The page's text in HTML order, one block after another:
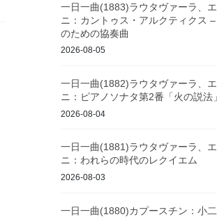
一日一曲(1883)ラウタヴァーラ、
ニ：カントゥス・アルクティクス
のための協奏曲
2026-08-05
一日一曲(1882)ラウタヴァーラ、
ニ：ピアノソナタ第2番「火の説法」
2026-08-04
一日一曲(1881)ラウタヴァーラ、
ニ：われらの時代のレクイエム
2026-08-03
一日一曲(1880)カプースチン：小